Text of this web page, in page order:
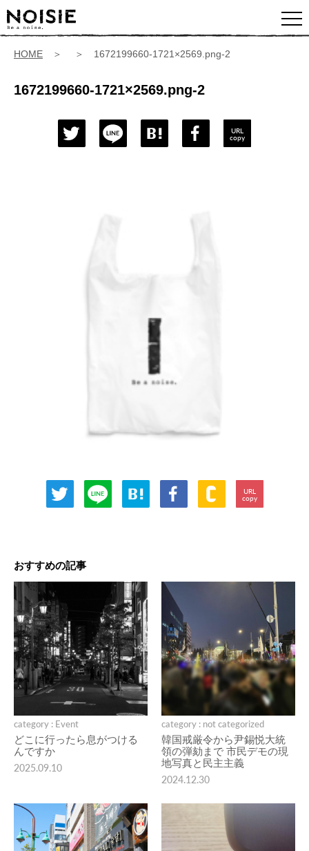
HOME ＞ ＞ 1672199660-1721×2569.png-2
1672199660-1721×2569.png-2
URL
copy
URL
copy
おすすめの記事
category : Event
どこに行ったら息がつける
んですか
2025.09.10
category : not categorized
韓国戒厳令から尹錫悦大統
領の弾劾まで 市民デモの現
地写真と民主主義
2024.12.30